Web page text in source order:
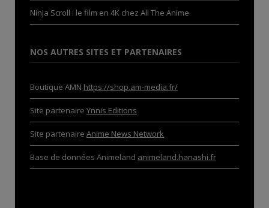
Ninja Scroll : le film en 4K chez All The Anime
NOS AUTRES SITES ET PARTENAIRES
Boutique AMN https://shop.am-media.fr/
Site partenaire Ynnis Editions
Site partenaire Anime News Network
Base de données Animeland animeland.hanashi.fr